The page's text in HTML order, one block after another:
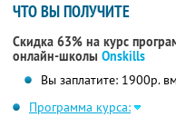
ЧТО ВЫ ПОЛУЧИТЕ
Скидка 63% на курс
онлайн-школы Onskills
Вы заплатите: 1900р.
Программа курса: